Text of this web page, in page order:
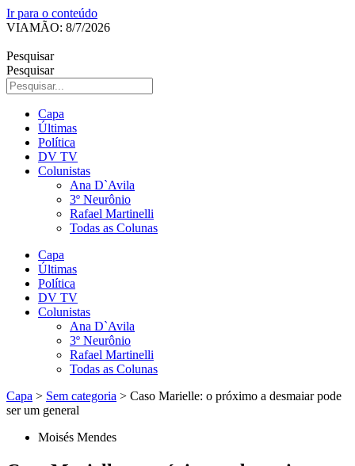
Ir para o conteúdo
VIAMÃO: 8/7/2026
Pesquisar
Pesquisar
Capa
Últimas
Política
DV TV
Colunistas
Ana D`Avila
3º Neurônio
Rafael Martinelli
Todas as Colunas
Capa
Últimas
Política
DV TV
Colunistas
Ana D`Avila
3º Neurônio
Rafael Martinelli
Todas as Colunas
Capa > Sem categoria > Caso Marielle: o próximo a desmaiar pode
ser um general
Moisés Mendes